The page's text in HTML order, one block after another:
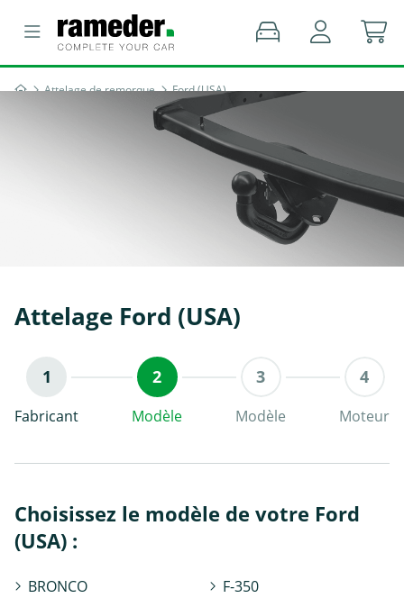
Attelage de remorque Ford (USA)
Attelage Ford (USA)
Fabricant Modèle Modèle Moteur
Choisissez le modèle de votre Ford
(USA) :
BRONCO
F-350